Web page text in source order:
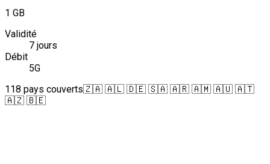
1 GB
Validité
7 jours
Débit
5G
118 pays couverts🇿🇦 🇦🇱 🇩🇪 🇸🇦 🇦🇷 🇦🇲 🇦🇺 🇦🇹
🇦🇿 🇧🇪